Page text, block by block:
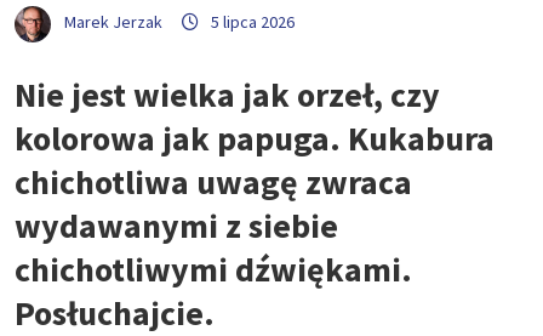
Marek Jerzak 5 lipca 2026
Nie jest wielka jak orzeł, czy
kolorowa jak papuga. Kukabura
chichotliwa uwagę zwraca
wydawanymi z siebie
chichotliwymi dźwiękami.
Posłuchajcie.